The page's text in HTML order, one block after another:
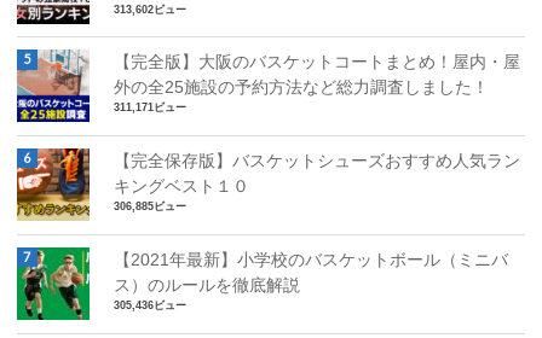
313,602ビュー
【完全版】大阪のバスケットコートまとめ！屋内・屋
外の全25施設の予約方法など総力調査しました！
311,171ビュー
【完全保存版】バスケットシューズおすすめ人気ラン
キングベスト１０
306,885ビュー
【2021年最新】小学校のバスケットボール（ミニバ
ス）のルールを徹底解説
305,436ビュー